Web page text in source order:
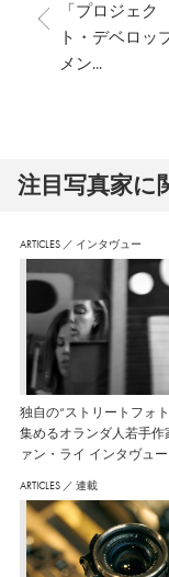
「プロジェク
ト・デベロッ
メン...
注⽬写真家に
ARTICLES ／ インタヴュー
独自の“ストリートフォ
集めるオランダ人若手作
ァン・ライ インタヴュー
ARTICLES ／ 連載